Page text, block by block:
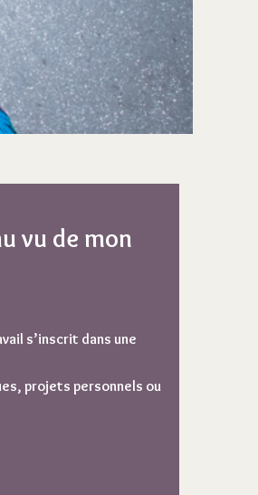
vu de mon
s’inscrit dans une
projets personnels ou